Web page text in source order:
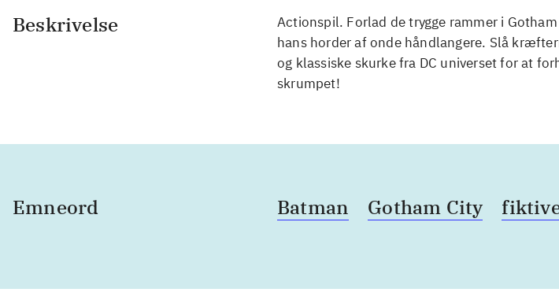
Beskrivelse
Actionspil. Forlad de trygge rammer i
hans horder af onde håndlangere. Slå
og klassiske skurke fra DC universet for at
skrumpet!
Emneord Batman Gotham City